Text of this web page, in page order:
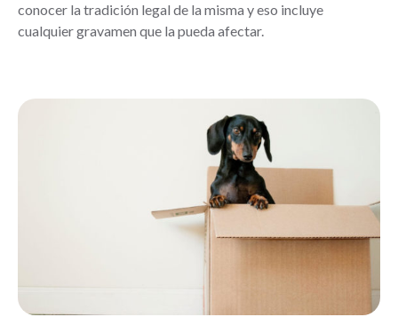
conocer la tradición legal de la misma y eso incluye
cualquier gravamen que la pueda afectar.